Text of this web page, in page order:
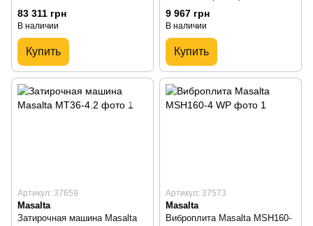
83 311 грн
В наличии
Купить
9 967 грн
В наличии
Купить
Артикул: 37659
Masalta
Затирочная машина Masalta
Артикул: 37573
Masalta
Виброплита Masalta MSH160-